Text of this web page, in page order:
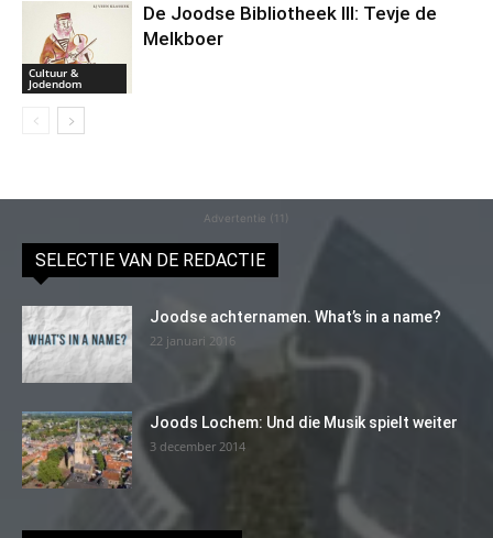
Cultuur &
Jodendom
De Joodse Bibliotheek III: Tevje de
Melkboer
Advertentie (11)
SELECTIE VAN DE REDACTIE
Joodse achternamen. What’s in a name?
22 januari 2016
Joods Lochem: Und die Musik spielt weiter
3 december 2014